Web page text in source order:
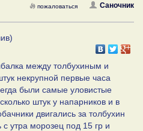
Саночник
пожаловаться
между толбухиным и
некрупной первые часа
были самые уловистые
штук у напарников и в
двигались за толбухин
с утра морозец под 15 гр и